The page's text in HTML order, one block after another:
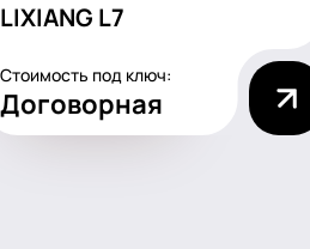
LIXIANG L7
Стоимость под ключ:
Договорная